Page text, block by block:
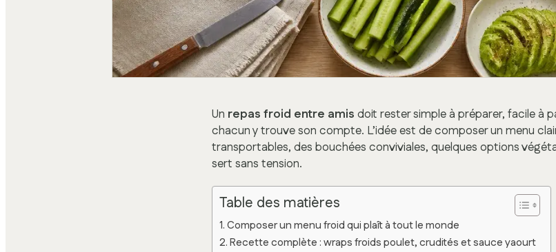
Un repas froid entre amis doit rester simple à préparer, facile à
chacun y trouve son compte. L’idée est de composer un menu
transportables, des bouchées conviviales, quelques options
sert sans tension.
Table des matières
Composer un menu froid qui plaît à tout le monde
Recette complète : wraps froids poulet, crudités et sauce yaourt